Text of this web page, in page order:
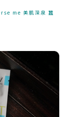
me 美肌深泉 蠶